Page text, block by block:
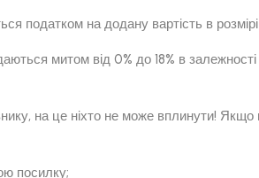
податком на додану вартість в розмірі
митом від 0% до 18% в залежності
на це ніхто не може вплинути! Якщо
посилку;